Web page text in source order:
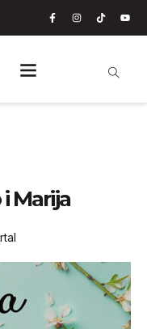
Marija